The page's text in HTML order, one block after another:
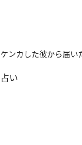
ケンカした彼から届い
占い